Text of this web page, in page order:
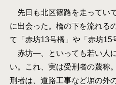
先日も北区篠路を走ってい
に出会った。橋の下を流れる
て「赤坊13号橋」や「赤坊15
赤坊―、といっても若い人
い。これ、実は受刑者の蔑称
刑者は、道路工事など塀の外